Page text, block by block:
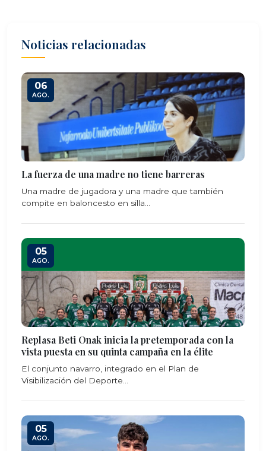
Noticias relacionadas
06
AGO.
La fuerza de una madre no tiene barreras
Una madre de jugadora y una madre que también
compite en baloncesto en silla...
05
AGO.
Replasa Beti Onak inicia la pretemporada con la
vista puesta en su quinta campaña en la élite
El conjunto navarro, integrado en el Plan de
Visibilización del Deporte...
05
AGO.